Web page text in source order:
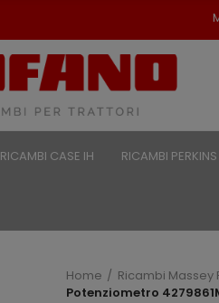
MIGLIORI PREZZI
RICAMBI CASE IH RICAMBI PERKINS
Home
Ricambi Massey
Potenziometro